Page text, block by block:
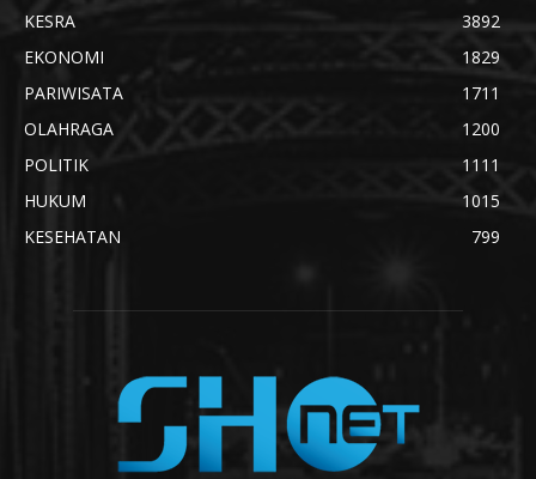
KESRA
3892
EKONOMI
1829
PARIWISATA
1711
OLAHRAGA
1200
POLITIK
1111
HUKUM
1015
KESEHATAN
799